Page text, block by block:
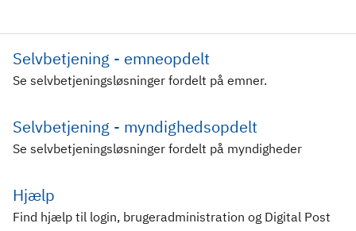
Selvbetjening - emneopdelt
Se selvbetjeningsløsninger fordelt på emner.
Selvbetjening - myndighedsopdelt
Se selvbetjeningsløsninger fordelt på myndigheder
Hjælp
Find hjælp til login, brugeradministration og Digital Post